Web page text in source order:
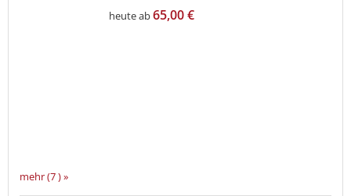
mehr (7 ) »
heute ab65,00 €